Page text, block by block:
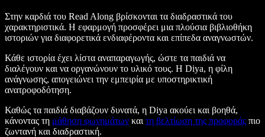
Στην καρδιά του Read Along βρίσκονται τα διαδραστικά του
χαρακτηριστικά. Η εφαρμογή προσφέρει μια πλούσια βιβλιοθήκη
ιστοριών για διαφορετικά ενδιαφέροντα και επίπεδα αναγνωστών.
Κάθε ιστορία έχει λίστα αναπαραγωγής, ώστε τα παιδιά να
διαλέγουν και να οργανώνουν το υλικό τους. Η Diya, η φίλη
ανάγνωσης, απογειώνει την εμπειρία με υποστηρικτική
ανατροφοδότηση.
Καθώς τα παιδιά διαβάζουν δυνατά, η Diya ακούει και βοηθά,
κάνοντας τη μάθηση φωνημάτων και τη βελτίωση της προφοράς πιο
ζωντανή και διαδραστική.